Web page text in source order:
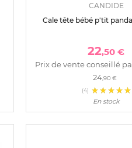
CANDIDE
Cale tête bébé p'tit
22,50 €
Prix de vente conseillé
24,90 €
(4)
En stock